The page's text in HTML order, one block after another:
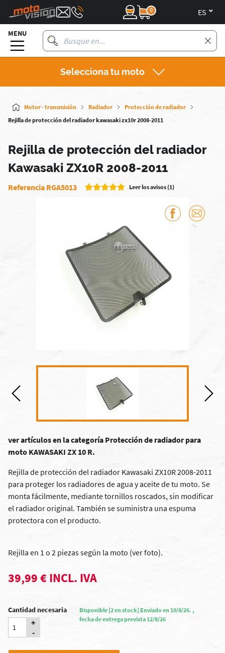
0
MENU
Selecciona tu moto
Motor - transmisión Radiador
Protección de radiador
Rejilla de protección del radiador kawasaki zx10r 2008-2011
Rejilla de protección del radiador
Kawasaki ZX10R 2008-2011
Referencia RGA5013 Leer los avisos (1)
ver artículos en la categoría Protección de radiador para
moto KAWASAKI ZX 10 R.
Rejilla de protección del radiador Kawasaki ZX10R 2008-2011
para proteger los radiadores de agua y aceite de tu moto. Se
monta fácilmente, mediante tornillos roscados, sin modificar
el radiador original. También se suministra una espuma
protectora con el producto.
Rejilla en 1 o 2 piezas según la moto (ver foto).
39,99 € INCL. IVA
Cantidad necesaria
+
-
Disponible [2 en stock] Enviado en 10/8/26. ,
fecha de entrega prevista 12/8/26